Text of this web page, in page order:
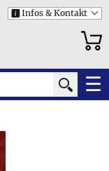
i Infos & Kontakt
☰